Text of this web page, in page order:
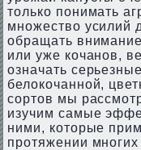
только понимать
множество усилий
обращать
или уже кочанов,
означать
белокочанной,
сортов мы
изучим самые
ними, которые
протяжении многих